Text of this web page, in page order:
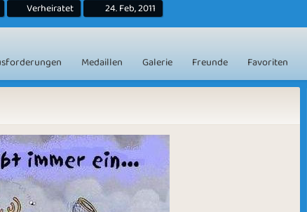
Verheiratet 24. Feb, 2011
Medaillen Galerie Freunde Favoriten